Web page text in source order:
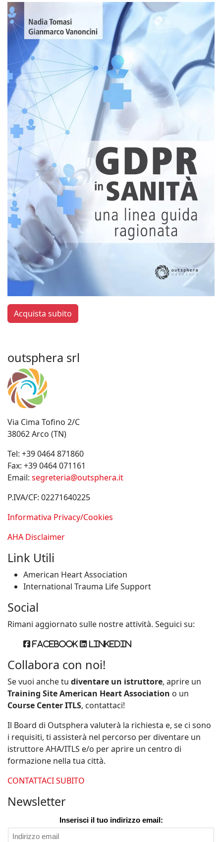
Acquista subito
outsphera srl
Via Cima Tofino 2/C
38062 Arco (TN)
Tel: +39 0464 871860
Fax: +39 0464 071161
Email: segreteria@outsphera.it
P.IVA/CF: 02271640225
Informativa Privacy/Cookies
AHA Disclaimer
Link Utili
American Heart Association
International Trauma Life Support
Social
Rimani aggiornato sulle nostre attività. Seguici su:
Facebook Linkedin
Collabora con noi!
Se vuoi anche tu diventare un istruttore, aprire un
Training Site American Heart Association o un
Course Center ITLS, contattaci!
Il Board di Outsphera valuterà la richiesta e, se ci sono
i requisiti, ti assisterà nel percorso per diventare un
istruttore AHA/ITLS e/o per aprire un centro di
formazione nella tua città.
CONTATTACI SUBITO
Newsletter
Inserisci il tuo indirizzo email: